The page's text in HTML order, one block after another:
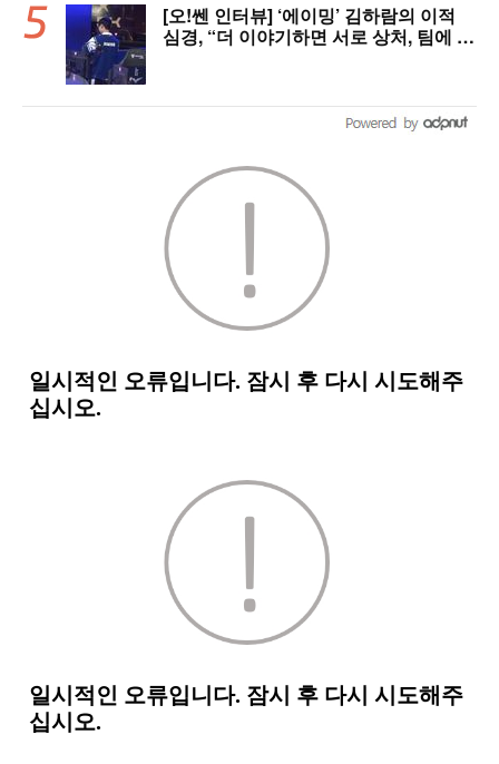
[오!쎈 인터뷰] ‘에이밍’ 김하람의 이적
심경, “더 이야기하면 서로 상처, 팀에 피